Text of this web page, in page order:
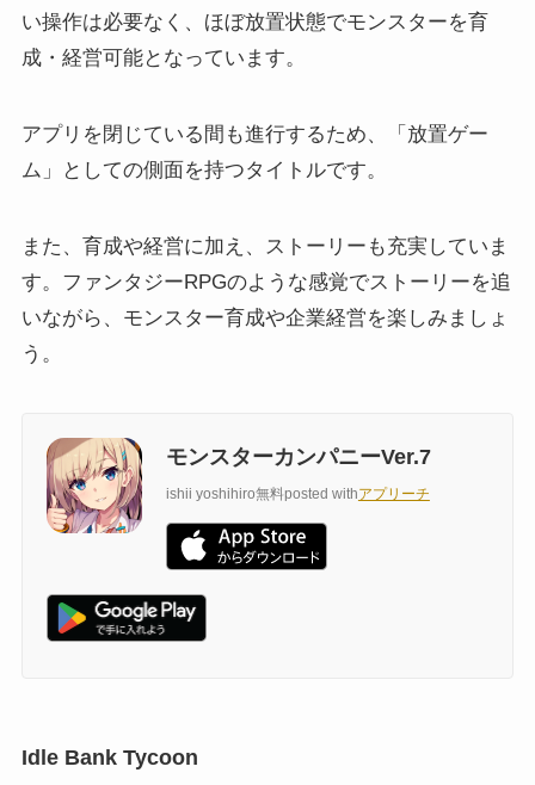
い操作は必要なく、ほぼ放置状態でモンスターを育
成・経営可能となっています。
アプリを閉じている間も進行するため、「放置ゲー
ム」としての側面を持つタイトルです。
また、育成や経営に加え、ストーリーも充実していま
す。ファンタジーRPGのような感覚でストーリーを追
いながら、モンスター育成や企業経営を楽しみましょ
う。
モンスターカンパニーVer.7
ishii yoshihiro無料posted withアプリーチ
Idle Bank Tycoon